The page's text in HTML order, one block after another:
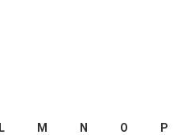
L M N O P